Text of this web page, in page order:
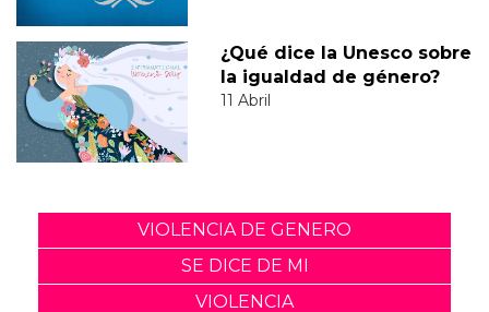
¿Qué dice la Unesco sobre
la igualdad de género?
11 Abril
VIOLENCIA DE GENERO
SE DICE DE MI
VIOLENCIA